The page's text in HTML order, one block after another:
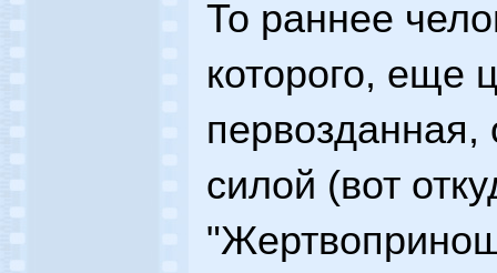
То раннее
которого, еще
первозданная,
силой (вот